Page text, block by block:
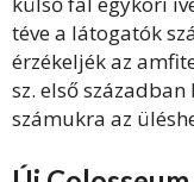
téve a látogatók
érzékeljék az
sz. első
számukra az